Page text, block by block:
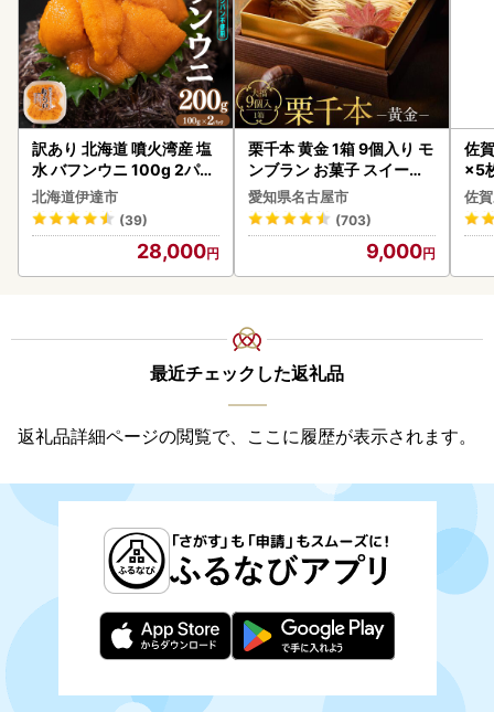
訳あり 北海道 噴火湾産 塩
水 バフンウニ 100g 2パッ
ク 計200g 《アフター保証
付き》うに ウニ 雲丹 海鮮
海の幸 魚介類 ウニ丼 お寿
司 濃厚 無添加 産地直送 お
取り寄せ 山村水産 送料無
北海道伊達市
(39)
28,000
栗千本 黄金 1箱 9個入り モ
ンブラン お菓子 スイーツ
デザート モンブラン 人気
愛知県名古屋市
(703)
9,000
佐
×5
佐
最近チェックした返礼品
返礼品詳細ページの閲覧で、ここに履歴が表示されます。